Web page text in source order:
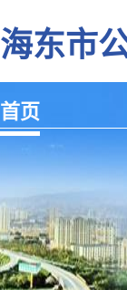
海东市
首页